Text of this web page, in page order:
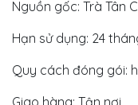
Nguồn gốc: Trà Tân
Hạn sử dụng: 24
Quy cách đóng gói: